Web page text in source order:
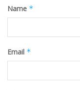
Name *
Email *